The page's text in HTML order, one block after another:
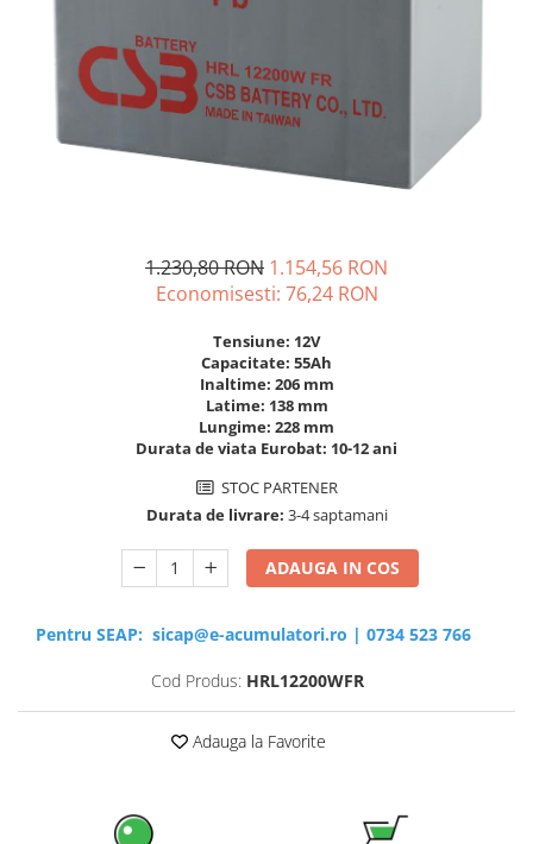
Sisteme de management (BMS)
Redresoare, incarcatoare si testere
Redresoare auto, moto, barci si
stationare
1.230,80 RON 1.154,56 RON
Economisesti: 76,24 RON
Tensiune: 12V
Capacitate: 55Ah
Inaltime: 206 mm
Latime: 138 mm
Lungime: 228 mm
Durata de viata Eurobat: 10-12 ani
STOC PARTENER
Durata de livrare: 3-4 saptamani
ADAUGA IN COS
Pentru SEAP: sicap@e-acumulatori.ro | 0734 523 766
Cod Produs: HRL12200WFR
Adauga la Favorite